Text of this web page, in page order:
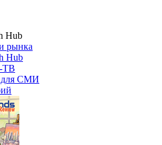
Hub
рынка
Hub
ТВ
для СМИ